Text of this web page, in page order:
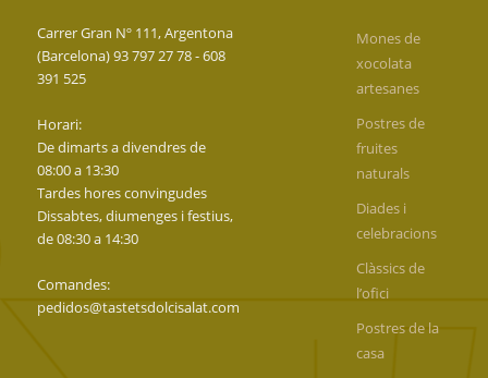
Carrer Gran Nº 111, Argentona
(Barcelona) 93 797 27 78 - 608
391 525
Horari:
De dimarts a divendres de
08:00 a 13:30
Tardes hores convingudes
Dissabtes, diumenges i festius,
de 08:30 a 14:30
Comandes:
pedidos@tastetsdolcisalat.com
Mones de
xocolata
artesanes
Postres de
fruites
naturals
Diades i
celebracions
Clàssics de
l’ofici
Postres de la
casa